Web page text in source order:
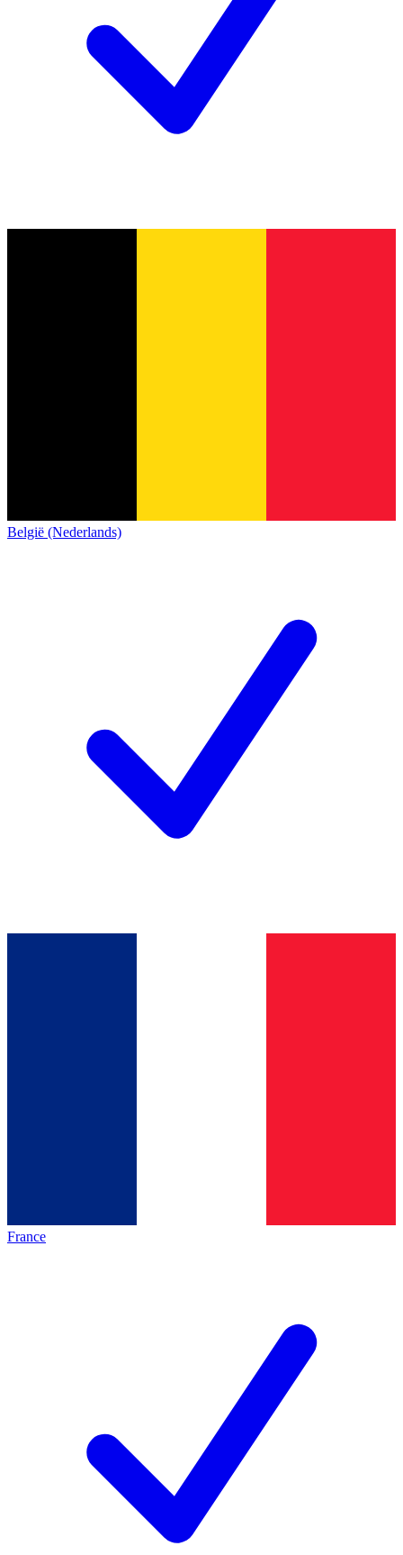
België (Nederlands)
France